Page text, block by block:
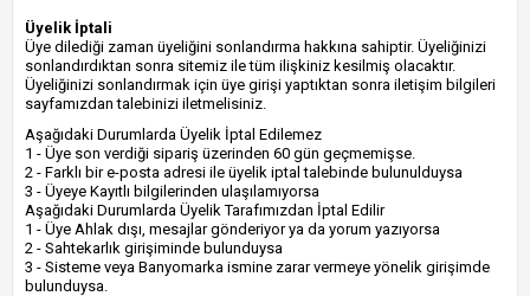
Üyelik İptali
Üye dilediği zaman üyeliğini sonlandırma hakkına sahiptir. Üyeliğinizi
sonlandırdıktan sonra sitemiz ile tüm ilişkiniz kesilmiş olacaktır.
Üyeliğinizi sonlandırmak için üye girişi yaptıktan sonra iletişim bilgileri
sayfamızdan talebinizi iletmelisiniz.
Aşağıdaki Durumlarda Üyelik İptal Edilemez
1 - Üye son verdiği sipariş üzerinden 60 gün geçmemişse.
2 - Farklı bir e-posta adresi ile üyelik iptal talebinde bulunulduysa
3 - Üyeye Kayıtlı bilgilerinden ulaşılamıyorsa
Aşağıdaki Durumlarda Üyelik Tarafımızdan İptal Edilir
1 - Üye Ahlak dışı, mesajlar gönderiyor ya da yorum yazıyorsa
2 - Sahtekarlık girişiminde bulunduysa
3 - Sisteme veya Banyomarka ismine zarar vermeye yönelik girişimde
bulunduysa.